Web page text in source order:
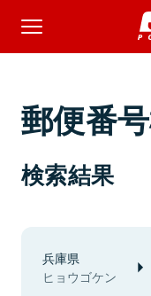
郵便番
検索結果
兵庫県
ヒョウゴケン